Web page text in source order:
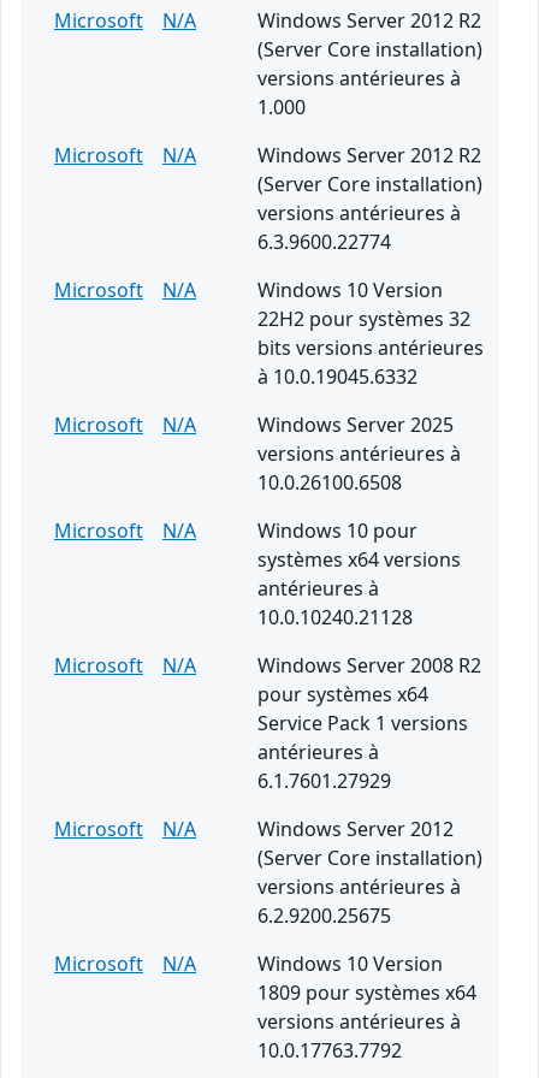
Microsoft
N/A
Windows Server 2012 R2
(Server Core installation)
versions antérieures à
1.000
Microsoft
N/A
Windows Server 2012 R2
(Server Core installation)
versions antérieures à
6.3.9600.22774
Microsoft
N/A
Windows 10 Version
22H2 pour systèmes 32
bits versions antérieures
à 10.0.19045.6332
Microsoft
N/A
Windows Server 2025
versions antérieures à
10.0.26100.6508
Microsoft
N/A
Windows 10 pour
systèmes x64 versions
antérieures à
10.0.10240.21128
Microsoft
N/A
Windows Server 2008 R2
pour systèmes x64
Service Pack 1 versions
antérieures à
6.1.7601.27929
Microsoft
N/A
Windows Server 2012
(Server Core installation)
versions antérieures à
6.2.9200.25675
Microsoft
N/A
Windows 10 Version
1809 pour systèmes x64
versions antérieures à
10.0.17763.7792